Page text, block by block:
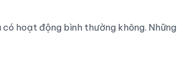
hoạt động bình thường không. Những